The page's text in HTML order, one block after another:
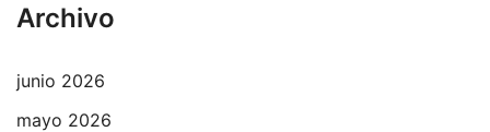
Archivo
junio 2026
mayo 2026